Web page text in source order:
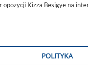
opozycji Kizza Besigye na
POLITYKA